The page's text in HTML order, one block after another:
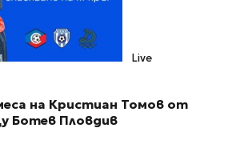
Live
на Кристиан Томов от
Ботев Пловдив